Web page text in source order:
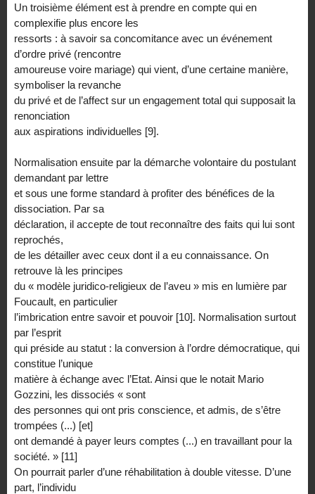
Un troisième élément est à prendre en compte qui en
complexifie plus encore les
ressorts : à savoir sa concomitance avec un événement
d’ordre privé (rencontre
amoureuse voire mariage) qui vient, d’une certaine manière,
symboliser la revanche
du privé et de l’affect sur un engagement total qui supposait la
renonciation
aux aspirations individuelles [9].
Normalisation ensuite par la démarche volontaire du postulant
demandant par lettre
et sous une forme standard à profiter des bénéfices de la
dissociation. Par sa
déclaration, il accepte de tout reconnaître des faits qui lui sont
reprochés,
de les détailler avec ceux dont il a eu connaissance. On
retrouve là les principes
du « modèle juridico-religieux de l’aveu » mis en lumière par
Foucault, en particulier
l’imbrication entre savoir et pouvoir [10]. Normalisation surtout
par l’esprit
qui préside au statut : la conversion à l’ordre démocratique, qui
constitue l’unique
matière à échange avec l’Etat. Ainsi que le notait Mario
Gozzini, les dissociés « sont
des personnes qui ont pris conscience, et admis, de s’être
trompées (...) [et]
ont demandé à payer leurs comptes (...) en travaillant pour la
société. » [11]
On pourrait parler d’une réhabilitation à double vitesse. D’une
part, l’individu